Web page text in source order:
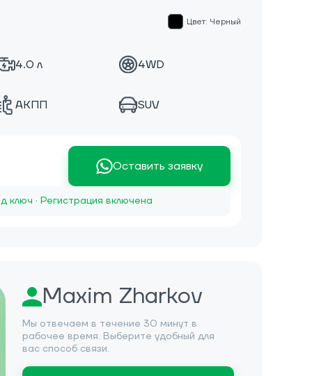
Цвет: Черный
4.0 л 4WD
АКПП SUV
Оставить заявку
ключ · Регистрация включена
Maxim Zharkov
Мы отвечаем в течение 30 минут в
рабочее время. Выберите удобный для
вас способ связи.